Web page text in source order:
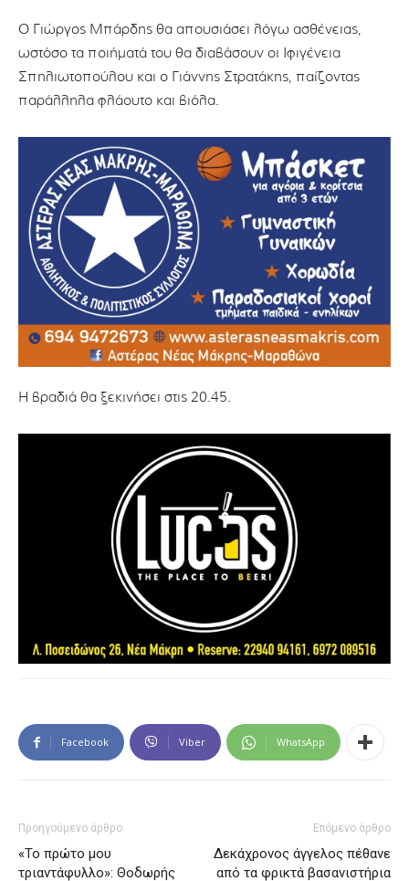
Ο Γιώργος Μπάρδης θα απουσιάσει λόγω ασθένειας,
ωστόσο τα ποιήματά του θα διαβάσουν οι Ιφιγένεια
Σπηλιωτοπούλου και ο Γιάννης Στρατάκης, παίζοντας
παράλληλα φλάουτο και βιόλα.
Η βραδιά θα ξεκινήσει στις 20.45.
Facebook Viber WhatsApp
Προηγούμενο άρθρο
«Το πρώτο μου
τριαντάφυλλο»: Θοδωρής
Επόμενο άρθρο
Δεκάχρονος άγγελος πέθανε
από τα φρικτά βασανιστήρια